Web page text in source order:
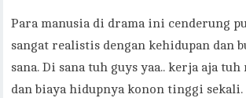
Para manusia di drama ini cenderung
sangat realistis dengan kehidupan dan
sana. Di sana tuh guys yaa.. kerja aja
dan biaya hidupnya konon tinggi sekali.